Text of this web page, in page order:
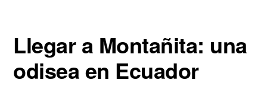
Llegar a Montañita: una
odisea en Ecuador